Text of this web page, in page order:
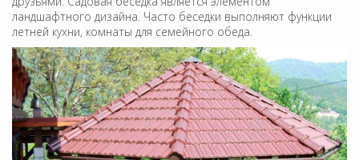
ландшафтного дизайна. Часто беседки выполняют функции
летней кухни, комнаты для семейного обеда.